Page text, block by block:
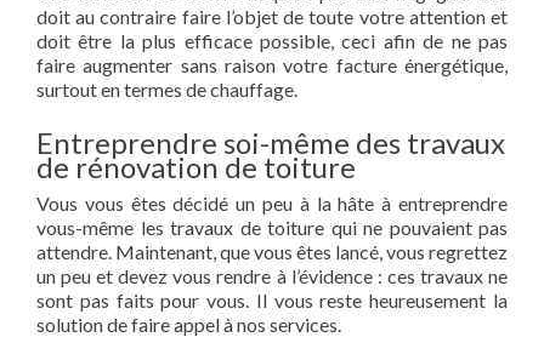
doit au contraire faire l’objet de toute votre attention et
doit être la plus efficace possible, ceci afin de ne pas
faire augmenter sans raison votre facture énergétique,
surtout en termes de chauffage.
Entreprendre soi-même des travaux
de rénovation de toiture
Vous vous êtes décidé un peu à la hâte à entreprendre
vous-même les travaux de toiture qui ne pouvaient pas
attendre. Maintenant, que vous êtes lancé, vous regrettez
un peu et devez vous rendre à l’évidence : ces travaux ne
sont pas faits pour vous. Il vous reste heureusement la
solution de faire appel à nos services.